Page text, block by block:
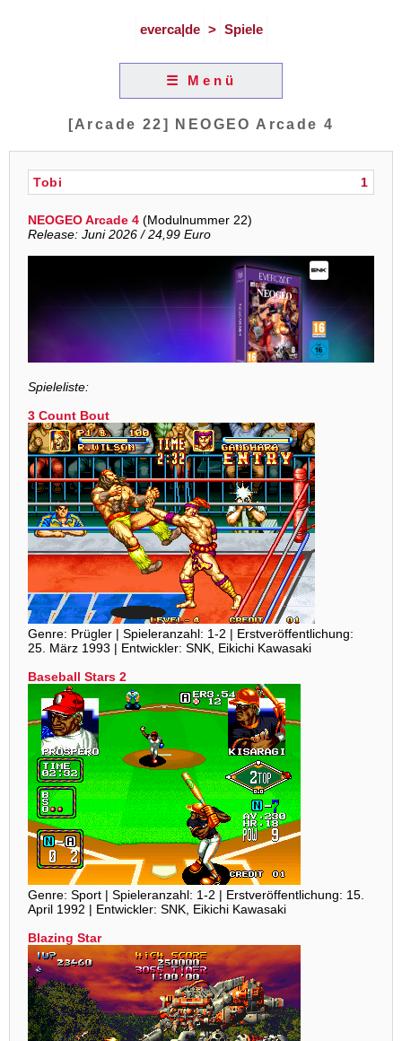
everca|de > Spiele
☰ Menü
[Arcade 22] NEOGEO Arcade 4
1
Tobi
NEOGEO Arcade 4 (Modulnummer 22)
Release: Juni 2026 / 24,99 Euro
Spieleliste:
3 Count Bout
Genre: Prügler | Spieleranzahl: 1-2 | Erstveröffentlichung:
25. März 1993 | Entwickler: SNK, Eikichi Kawasaki
Baseball Stars 2
Genre: Sport | Spieleranzahl: 1-2 | Erstveröffentlichung: 15.
April 1992 | Entwickler: SNK, Eikichi Kawasaki
Blazing Star